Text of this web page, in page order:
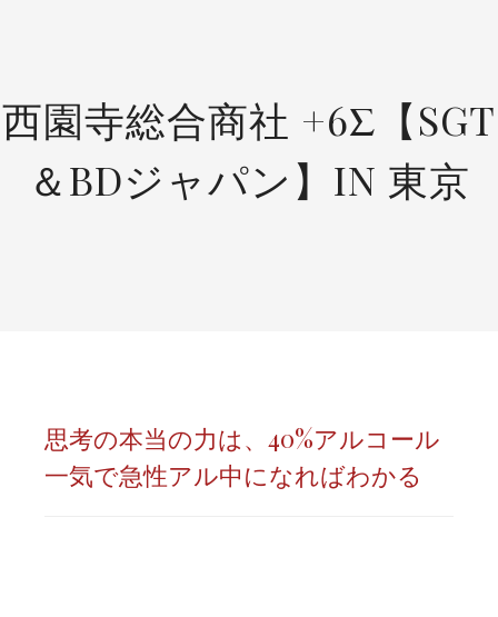
西園寺総合商社 +6Σ【SGT
＆BDジャパン】IN 東京
思考の本当の力は、40%アルコール
一気で急性アル中になればわかる